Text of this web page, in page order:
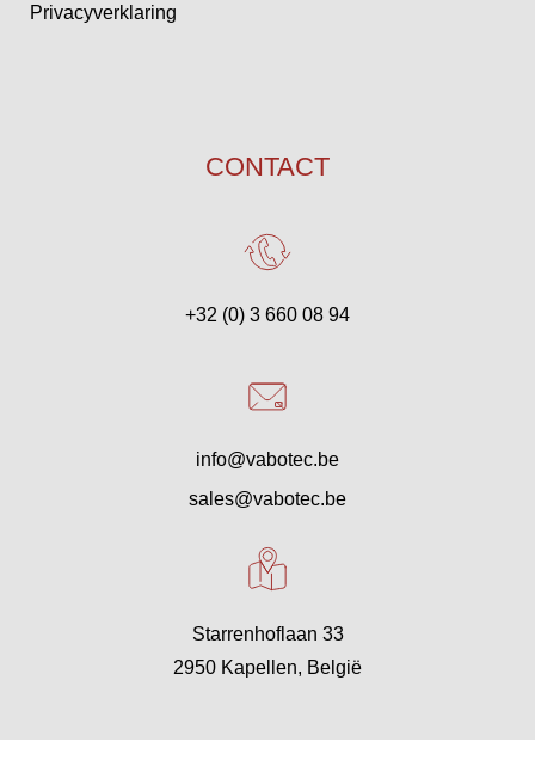
Privacyverklaring
CONTACT
+32 (0) 3 660 08 94
info@vabotec.be
sales@vabotec.be
Starrenhoflaan 33
2950 Kapellen, België